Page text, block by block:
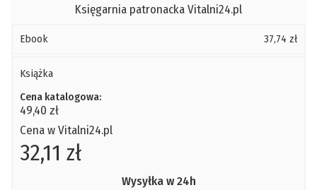
Księgarnia patronacka Vitalni24.pl
Ebook 37,74 zł
Książka
Cena katalogowa:
49,40 zł
Cena w Vitalni24.pl
32,11 zł
Wysyłka w 24h